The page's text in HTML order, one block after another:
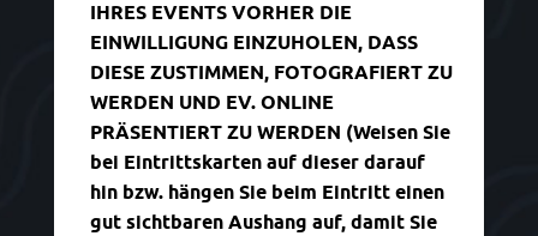
IHRES EVENTS VORHER DIE
EINWILLIGUNG EINZUHOLEN, DASS
DIESE ZUSTIMMEN, FOTOGRAFIERT ZU
WERDEN UND EV. ONLINE
PRÄSENTIERT ZU WERDEN (Weisen Sie
bei Eintrittskarten auf dieser darauf
hin bzw. hängen Sie beim Eintritt einen
gut sichtbaren Aushang auf, damit Sie